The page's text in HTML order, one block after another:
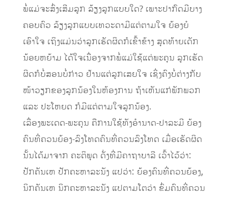
ພໍ່ແມ່ຈະສົ່ງເສີມລູກ ລ້ຽງລູກແບບໃດ? ເພາະປາກົດມີບາງ
ຄອບຄົວ ລ້ຽງລູກແບບເທວະດາມີແຕ່ຕາມໃຈ ຍ້ອງຍໍ
ເອົາໃຈ ເຖິງແມ່ນວ່າລູກເຮັດຜິດກໍເຂົ້າຂ້າງ ສຸດທ້າຍເດັກ
ນ້ອຍຫຍ້າມ ໄດ້ໃຈເນື່ອງຈາກພໍ່ແມ່ໃຊ້ແຕ່ພະຄຸນ ລູກເຮັດ
ຜິດກໍບໍ່ສອນບໍ່ກ່າວ ຢ້ານແຕ່ລູກເສຍໃຈ ເຊິ່ງຄົງບໍ່ຕ່າງກັບ
ໜ້າວຽກຂອງລູກນ້ອງໃນຫ້ອງການ ຖ້າເຫັນແກ່ພັກພວກ
ແລະ ປະໂຫຍດ ກໍມີແຕ່ຕາມໃຈລູກນ້ອງ.
ເລື່ອງພະເດດ-ພະຄຸນ ຄືການໃຊ້ທັງອຳນາດ-ປາລະມີ ຍ້ອງ
ຄົນທີ່ຄວນຍ້ອງ-ລົງໂທດຄົນທີ່ຄວນລົງໂທດ ເມື່ອເຮັດຜິດ
ນັ້ນໄດ້ມາຈາກ ຄະຕິພຸດ ດັ່ງທີ່ມີຄາຖາບາລີ ເວົ້າໄວ້ວ່າ:
ປັກຄັນເຫ ປັກຄະຫາລະນັງ ແປວ່າ: ຍ້ອງຄົນທີ່ຄວນຍ້ອງ,
ນິກຄັນເຫ ນິກຄະຫາລະນັງ ແປຕາມໂຕວ່າ ຂົ່ມຄົນທີ່ຄວນ